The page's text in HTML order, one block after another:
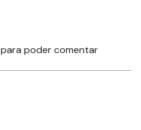
para poder comentar